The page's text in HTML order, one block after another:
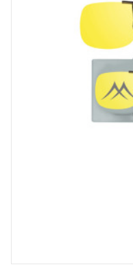
Spray
Désinfection
rayonnement)